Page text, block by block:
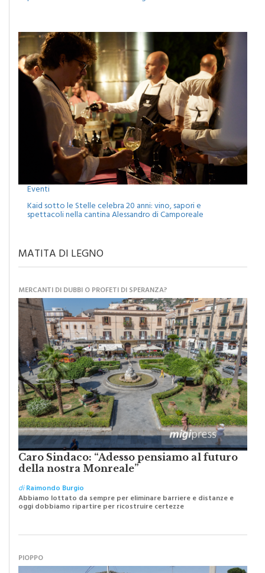
Kaid sotto le Stelle celebra 20 anni: vino, sapori e
spettacoli nella cantina Alessandro di Camporeale
Caro Sindaco: “Adesso pensiamo al futuro
della nostra Monreale”
diRaimondo Burgio
Abbiamo lottato da sempre per eliminare barriere e distanze e
oggi dobbiamo ripartire per ricostruire certezze